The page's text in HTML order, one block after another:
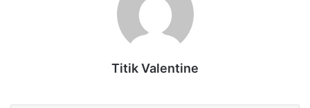
Titik Valentine